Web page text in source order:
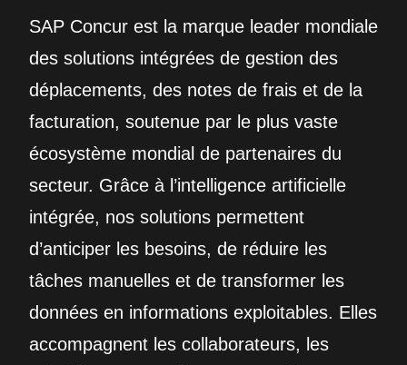
SAP Concur est la marque leader mondiale
des solutions intégrées de gestion des
déplacements, des notes de frais et de la
facturation, soutenue par le plus vaste
écosystème mondial de partenaires du
secteur. Grâce à l’intelligence artificielle
intégrée, nos solutions permettent
d’anticiper les besoins, de réduire les
tâches manuelles et de transformer les
données en informations exploitables. Elles
accompagnent les collaborateurs, les